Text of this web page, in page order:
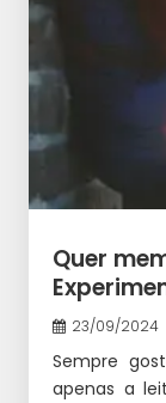
Quer
23/09/2024
Sempre
apenas a